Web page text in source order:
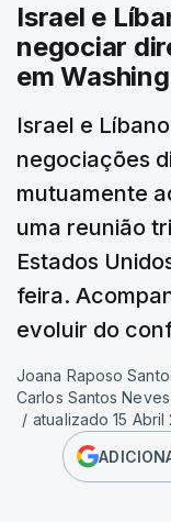
Israel e
negociar
em
Israel ⁠e
⁠negociações
mutuamente
uma ⁠reunião
Estados
feira.
evoluir do
Joana Raposo
Carlos Santos
/ atualizado 15 Abril